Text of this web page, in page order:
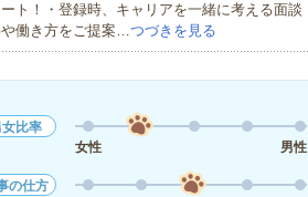
ト！・登録時、キャリアを一緒に考える面談
や働き方をご提案…つづきを見る
女比率
女性
男性
の仕方